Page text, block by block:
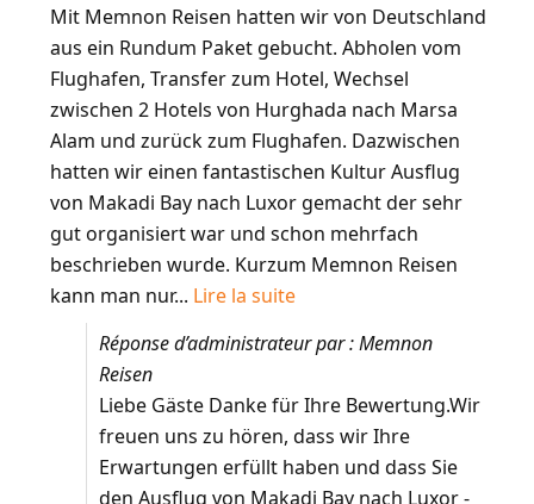
Mit Memnon Reisen hatten wir von Deutschland
aus ein Rundum Paket gebucht. Abholen vom
Flughafen, Transfer zum Hotel, Wechsel
zwischen 2 Hotels von Hurghada nach Marsa
Alam und zurück zum Flughafen. Dazwischen
hatten wir einen fantastischen Kultur Ausflug
von Makadi Bay nach Luxor gemacht der sehr
gut organisiert war und schon mehrfach
beschrieben wurde. Kurzum Memnon Reisen
kann man nur... Lire la suite
Réponse d’administrateur par : Memnon
Reisen
Liebe Gäste Danke für Ihre Bewertung.Wir
freuen uns zu hören, dass wir Ihre
Erwartungen erfüllt haben und dass Sie
den Ausflug von Makadi Bay nach Luxor -